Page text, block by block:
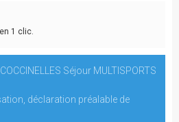
1 clic.
Séjour MULTISPORTS
déclaration préalable de